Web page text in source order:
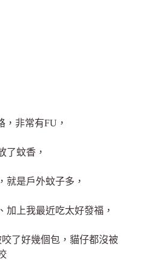
，非常有FU，
了蚊香，
就是戶外蚊子多，
加上我最近吃太好發福，
了好幾個包，貓仔都沒被